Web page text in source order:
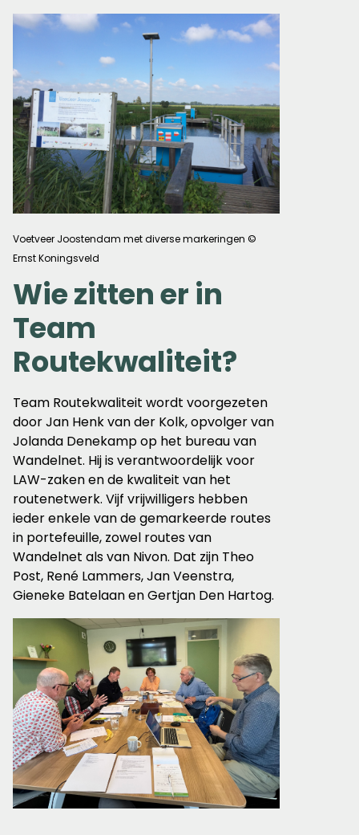
Voetveer Joostendam met diverse markeringen ©
Ernst Koningsveld
Wie zitten er in
Team
Routekwaliteit?
Team Routekwaliteit wordt voorgezeten
door Jan Henk van der Kolk, opvolger van
Jolanda Denekamp op het bureau van
Wandelnet. Hij is verantwoordelijk voor
LAW-zaken en de kwaliteit van het
routenetwerk. Vijf vrijwilligers hebben
ieder enkele van de gemarkeerde routes
in portefeuille, zowel routes van
Wandelnet als van Nivon. Dat zijn Theo
Post, René Lammers, Jan Veenstra,
Gieneke Batelaan en Gertjan Den Hartog.